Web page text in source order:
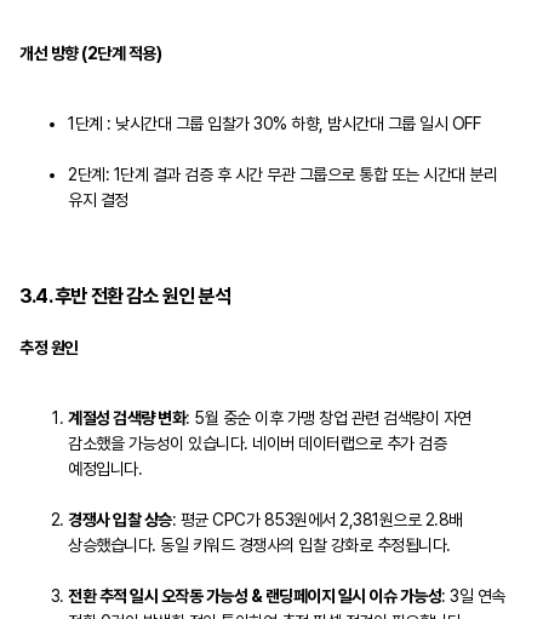
개선 방향 (2단계 적용)
1단계 : 낮시간대 그룹 입찰가 30% 하향, 밤시간대 그룹 일시 OFF
2단계: 1단계 결과 검증 후 시간 무관 그룹으로 통합 또는 시간대 분리
유지 결정
3.4. 후반 전환 감소 원인 분석
추정 원인
계절성 검색량 변화: 5월 중순 이후 가맹 창업 관련 검색량이 자연
감소했을 가능성이 있습니다. 네이버 데이터랩으로 추가 검증
예정입니다.
경쟁사 입찰 상승: 평균 CPC가 853원에서 2,381원으로 2.8배
상승했습니다. 동일 키워드 경쟁사의 입찰 강화로 추정됩니다.
전환 추적 일시 오작동 가능성 & 랜딩페이지 일시 이슈 가능성: 3일 연속